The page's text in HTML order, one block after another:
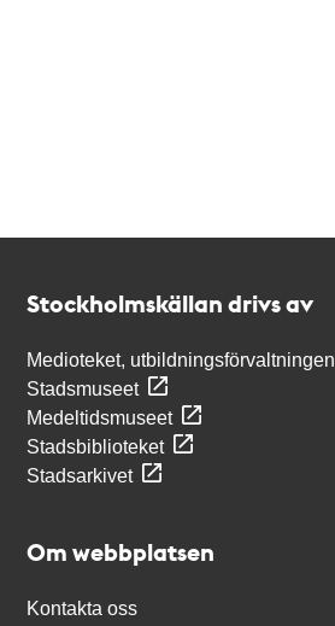
Stockholmskällan drivs av
Medioteket, utbildningsförvaltningen
Stadsmuseet
Medeltidsmuseet
Stadsbiblioteket
Stadsarkivet
Om webbplatsen
Kontakta oss